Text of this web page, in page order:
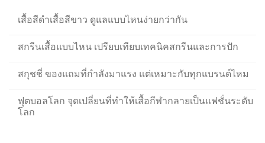
เสื้อสีดำเสื้อสีขาว ดูแลแบบไหนง่ายกว่ากัน
สกรีนเสื้อแบบไหน เปรียบเทียบเทคนิคสกรีนและการปัก
สกุชชี่ ของแถมที่กำลังมาแรง แต่เหมาะกับทุกแบรนด์ไหม
ฟุตบอลโลก จุดเปลี่ยนที่ทำให้เสื้อกีฬากลายเป็นแฟชั่นระดับ
โลก